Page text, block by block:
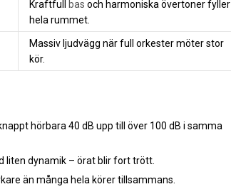
Kraftfull bas och harmoniska övertoner fyller
hela rummet.
Massiv ljudvägg när full orkester möter stor
kör.
hörbara 40 dB upp till över 100 dB i samma
liten dynamik – örat blir fort trött.
än många hela körer tillsammans.